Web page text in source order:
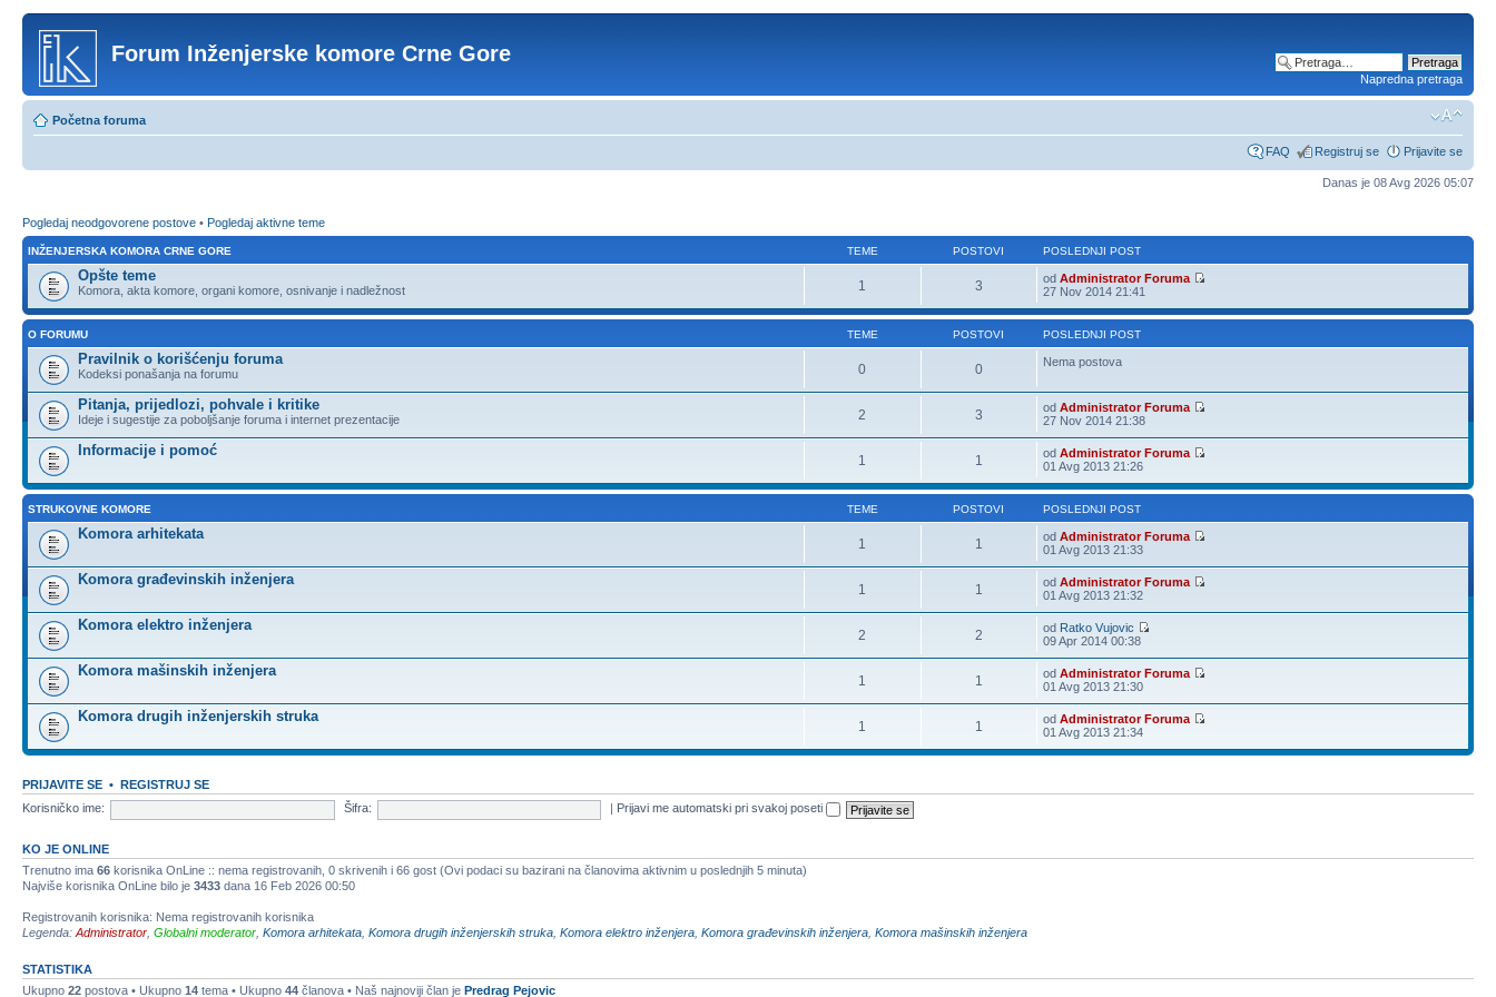
Forum Inženjerske komore Crne Gore
Napredna pretraga
Početna foruma
FAQ Registruj se Prijavite se
Danas je 08 Avg 2026 05:07
Pogledaj neodgovorene postove • Pogledaj aktivne teme
INŽENJERSKA KOMORA CRNE GORE TEME POSTOVI POSLEDNJI POST
Opšte teme
Komora, akta komore, organi komore, osnivanje i nadležnost 1 3 odAdministrator Foruma
27 Nov 2014 21:41
O FORUMU TEME POSTOVI POSLEDNJI POST
Pravilnik o korišćenju foruma
Kodeksi ponašanja na forumu 0 0 Nema postova
Pitanja, prijedlozi, pohvale i kritike
Ideje i sugestije za poboljšanje foruma i internet prezentacije 2 3 odAdministrator Foruma
27 Nov 2014 21:38
Informacije i pomoć
1 1 odAdministrator Foruma
01 Avg 2013 21:26
STRUKOVNE KOMORE TEME POSTOVI POSLEDNJI POST
Komora arhitekata
1 1 odAdministrator Foruma
01 Avg 2013 21:33
Komora građevinskih inženjera
1 1 odAdministrator Foruma
01 Avg 2013 21:32
Komora elektro inženjera
2 2 od Ratko Vujovic
09 Apr 2014 00:38
Komora mašinskih inženjera
1 1 odAdministrator Foruma
01 Avg 2013 21:30
Komora drugih inženjerskih struka
1 1 odAdministrator Foruma
01 Avg 2013 21:34
PRIJAVITE SE • REGISTRUJ SE
Korisničko ime:
Šifra: Prijavi me automatski pri svakoj poseti
KO JE ONLINE
Trenutno ima 66 korisnika OnLine :: nema registrovanih, 0 skrivenih i 66 gost (Ovi podaci su bazirani na članovima aktivnim u poslednjih 5 minuta)
Najviše korisnika OnLine bilo je 3433 dana 16 Feb 2026 00:50
Registrovanih korisnika: Nema registrovanih korisnika
Legenda: Administrator Globalni moderator Komora arhitekata Komora drugih inženjerskih struka Komora elektro inženjera Komora građevinskih inženjera Komora mašinskih inženjera
STATISTIKA
Ukupno 22 postova • Ukupno 14 tema • Ukupno 44 članova • Naš najnoviji član je Predrag Pejovic